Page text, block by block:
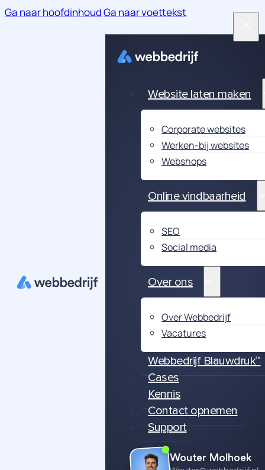
Ga naar hoofdinhoudGa naar voettekst
Website laten maken
Corporate websites
Werken-bij websites
Webshops
Online vindbaarheid
SEO
Social media
Over ons
Over Webbedrijf
Vacatures
Webbedrijf Blauwdruk™
Cases
Kennis
Contact opnemen
Support
Wouter Molhoek